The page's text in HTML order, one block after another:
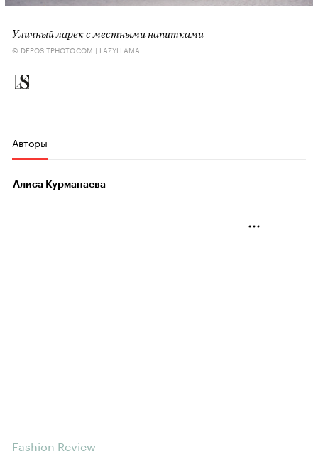
Уличный ларек с местными напитками
© DEPOSITPHOTO.COM | LAZYLLAMA
Авторы
Алиса Курманаева
Fashion Review